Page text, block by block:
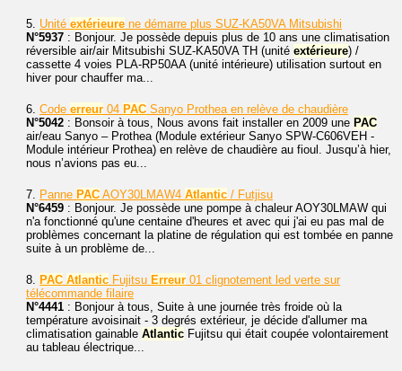
5. Unité extérieure ne démarre plus SUZ-KA50VA Mitsubishi
N°5937 : Bonjour. Je possède depuis plus de 10 ans une climatisation
réversible air/air Mitsubishi SUZ-KA50VA TH (unité extérieure) /
cassette 4 voies PLA-RP50AA (unité intérieure) utilisation surtout en
hiver pour chauffer ma...
6. Code erreur 04 PAC Sanyo Prothea en relève de chaudière
N°5042 : Bonsoir à tous, Nous avons fait installer en 2009 une PAC
air/eau Sanyo – Prothea (Module extérieur Sanyo SPW-C606VEH -
Module intérieur Prothea) en relève de chaudière au fioul. Jusqu’à hier,
nous n’avions pas eu...
7. Panne PAC AOY30LMAW4 Atlantic / Futjisu
N°6459 : Bonjour. Je possède une pompe à chaleur AOY30LMAW qui
n'a fonctionné qu'une centaine d'heures et avec qui j'ai eu pas mal de
problèmes concernant la platine de régulation qui est tombée en panne
suite à un problème de...
8. PAC Atlantic Fujitsu Erreur 01 clignotement led verte sur
télécommande filaire
N°4441 : Bonjour à tous, Suite à une journée très froide où la
température avoisinait - 3 degrés extérieur, je décide d'allumer ma
climatisation gainable Atlantic Fujitsu qui était coupée volontairement
au tableau électrique...